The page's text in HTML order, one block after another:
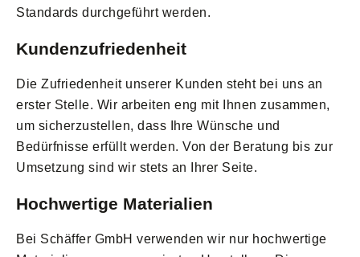
Standards durchgeführt werden.
Kundenzufriedenheit
Die Zufriedenheit unserer Kunden steht bei uns an
erster Stelle. Wir arbeiten eng mit Ihnen zusammen,
um sicherzustellen, dass Ihre Wünsche und
Bedürfnisse erfüllt werden. Von der Beratung bis zur
Umsetzung sind wir stets an Ihrer Seite.
Hochwertige Materialien
Bei Schäffer GmbH verwenden wir nur hochwertige